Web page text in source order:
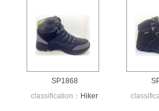
SP1868
classification： Hiker